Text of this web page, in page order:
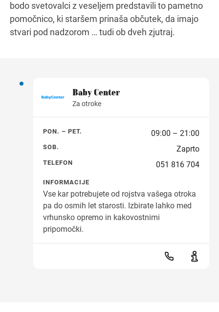
bodo svetovalci z veseljem predstavili to pametno
pomočnico, ki staršem prinaša občutek, da imajo
stvari pod nadzorom … tudi ob dveh zjutraj.
Baby Center
Za otroke
PON. – PET. 09:00 – 21:00
SOB. Zaprto
TELEFON 051 816 704
INFORMACIJE
Vse kar potrebujete od rojstva vašega otroka
pa do osmih let starosti. Izbirate lahko med
vrhunsko opremo in kakovostnimi
pripomočki.